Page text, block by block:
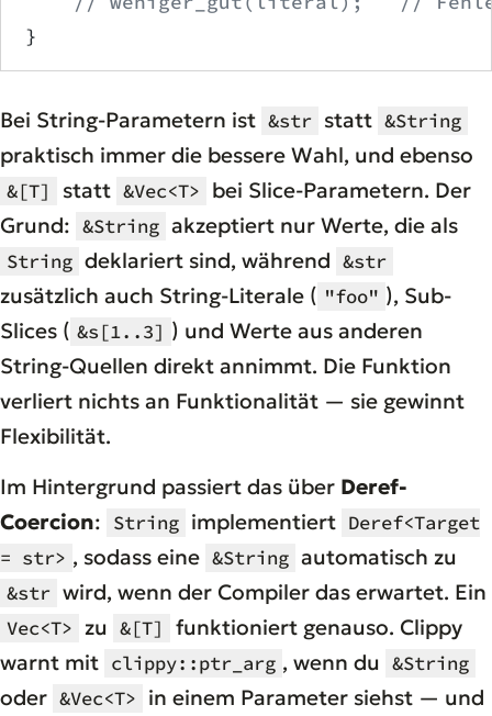
}
Bei String-Parametern ist &str statt &String
praktisch immer die bessere Wahl, und ebenso
&[T] statt &Vec<T> bei Slice-Parametern. Der
Grund: &String akzeptiert nur Werte, die als
String deklariert sind, während &str
zusätzlich auch String-Literale ( "foo" ), Sub-
Slices ( &s[1..3] ) und Werte aus anderen
String-Quellen direkt annimmt. Die Funktion
verliert nichts an Funktionalität — sie gewinnt
Flexibilität.
Im Hintergrund passiert das über Deref-
Coercion: String implementiert Deref<Target
= str> , sodass eine &String automatisch zu
&str wird, wenn der Compiler das erwartet. Ein
Vec<T> zu &[T]
funktioniert genauso. Clippy
warnt mit clippy::ptr_arg , wenn du &String
oder &Vec<T> in einem Parameter siehst — und